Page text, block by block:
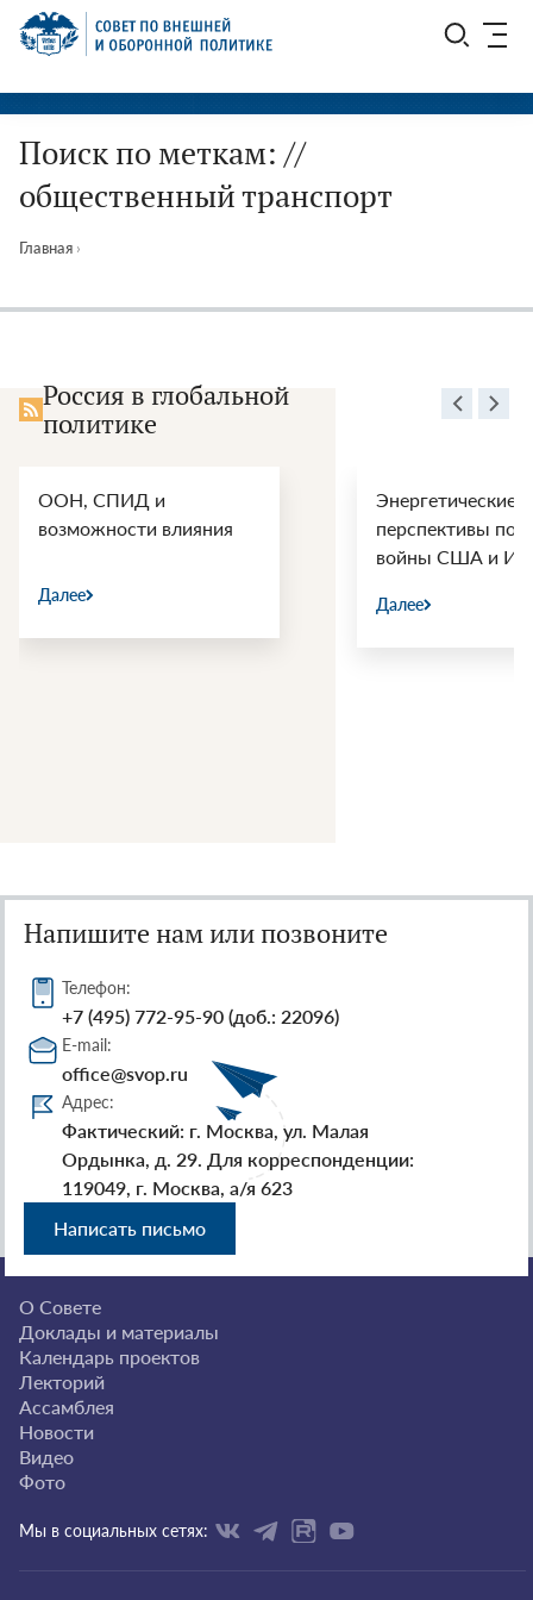
Перейти
СВОП
Поиск по меткам: //
общественный транспорт
Главная ›
Россия в глобальной
политике
ООН, СПИД и
возможности влияния
Далее
Энергетические
перспективы
войны США и
Далее
Напишите нам или позвоните
Телефон:
+7 (495) 772-95-90 (доб.: 22096)
E-mail:
office@svop.ru
Адрес:
Фактический: г. Москва, ул. Малая
Ордынка, д. 29. Для корреспонденции:
119049, г. Москва, а/я 623
Написать письмо
О Совете
Доклады и материалы
Календарь проектов
Лекторий
Ассамблея
Новости
Видео
Фото
Мы в социальных сетях: